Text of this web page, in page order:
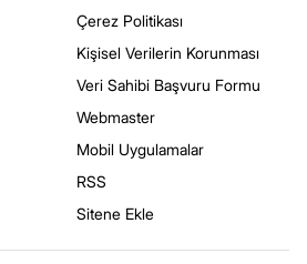
Çerez Politikası
Kişisel Verilerin Korunması
Veri Sahibi Başvuru Formu
Webmaster
Mobil Uygulamalar
RSS
Sitene Ekle